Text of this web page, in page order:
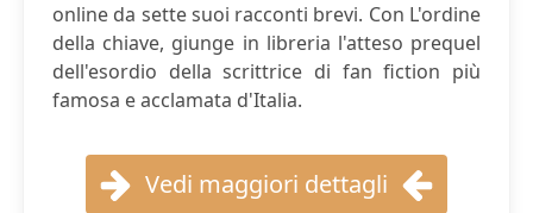
online da sette suoi racconti brevi. Con L'ordine
della chiave, giunge in libreria l'atteso prequel
dell'esordio della scrittrice di fan fiction più
famosa e acclamata d'Italia.
Vedi maggiori dettagli